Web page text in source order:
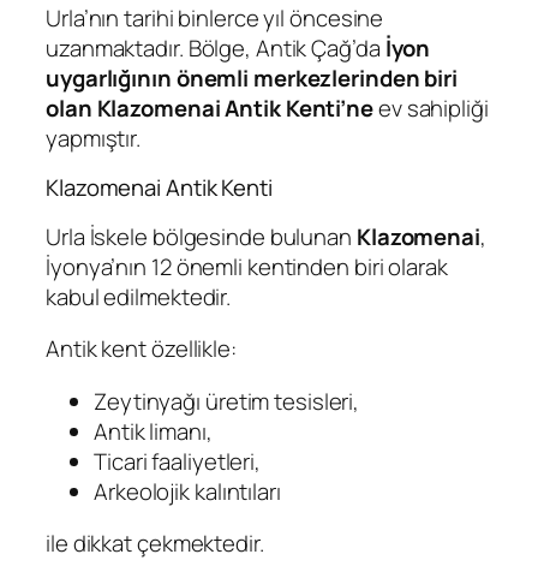
Urla’nın tarihi binlerce yıl öncesine
uzanmaktadır. Bölge, Antik Çağ’da İyon
uygarlığının önemli merkezlerinden biri
olan Klazomenai Antik Kenti’neev sahipliği
yapmıştır.
Klazomenai Antik Kenti
Urla İskele bölgesinde bulunan Klazomenai,
İyonya’nın 12 önemli kentinden biri olarak
kabul edilmektedir.
Antik kent özellikle:
Zeytinyağı üretim tesisleri,
Antik limanı,
Ticari faaliyetleri,
Arkeolojik kalıntıları
ile dikkat çekmektedir.